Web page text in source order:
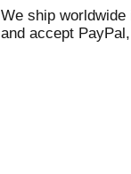
We ship worldwide
and accept